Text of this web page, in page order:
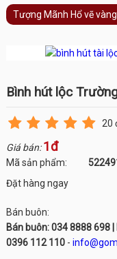
Tượng Mãnh Hổ vẽ vàng
Bình hút lộc
20
Giá bán:1đ
Mã sản phẩm:
Đặt hàng ngay
Bán buôn:
Bán buôn: 034 8888 698
0396 112 110-